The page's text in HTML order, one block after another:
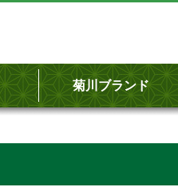
菊川ブランド